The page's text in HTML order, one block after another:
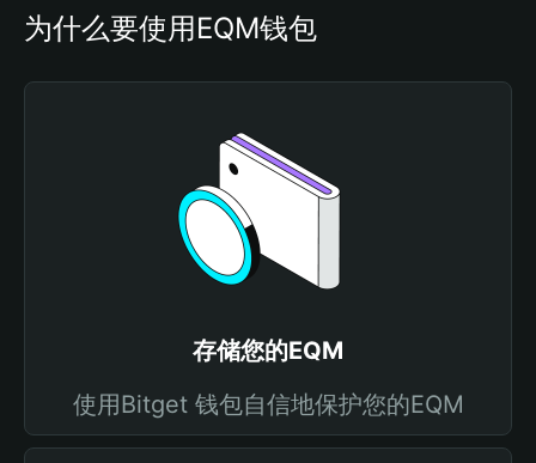
为什么要使用EQM钱包
存储您的EQM
使用Bitget 钱包自信地保护您的EQM